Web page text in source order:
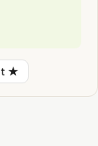
★